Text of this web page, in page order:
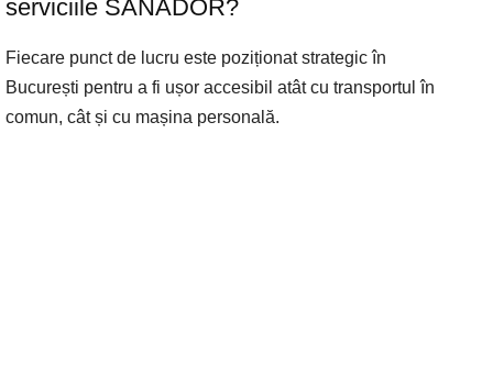
serviciile SANADOR?
Fiecare punct de lucru este poziționat strategic în
București pentru a fi ușor accesibil atât cu transportul în
comun, cât și cu mașina personală.